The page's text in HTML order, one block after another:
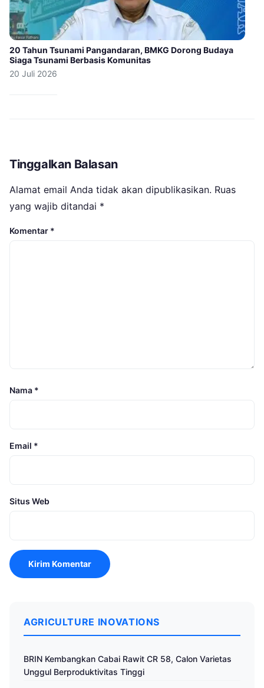
20 Tahun Tsunami Pangandaran, BMKG Dorong Budaya
Siaga Tsunami Berbasis Komunitas
20 Juli 2026
Tinggalkan Balasan
Alamat email Anda tidak akan dipublikasikan. Ruas
yang wajib ditandai *
Komentar *
Nama *
Email *
Situs Web
AGRICULTURE INOVATIONS
BRIN Kembangkan Cabai Rawit CR 58, Calon Varietas
Unggul Berproduktivitas Tinggi